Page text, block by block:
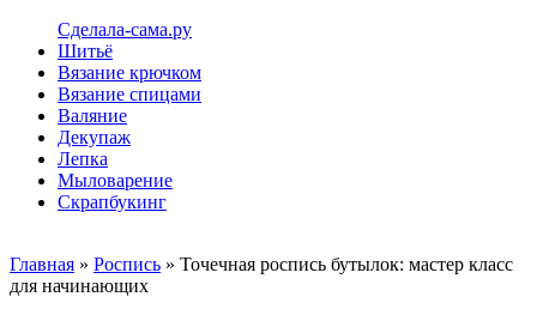
Сделала-сама.ру
Шитьё
Вязание крючком
Вязание спицами
Валяние
Декупаж
Лепка
Мыловарение
Скрапбукинг
Главная » Роспись » Точечная роспись бутылок: мастер класс
для начинающих